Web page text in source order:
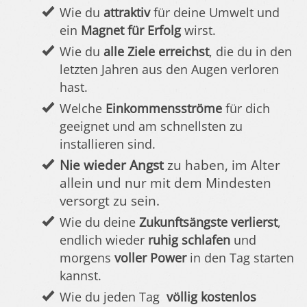
Wie du attraktivfür deine Umwelt und
ein Magnet für Erfolgwirst.
Wie du alle Ziele erreichst, die du in den
letzten Jahren aus den Augen verloren
hast.
Welche Einkommensströme für dich
geeignet und am schnellsten zu
installieren sind.
Nie wieder Angstzu haben, im Alter
allein und nur mit dem Mindesten
versorgt zu sein.
Wie du deine Zukunftsängste verlierst,
endlich wieder ruhig schlafen und
morgens voller Powerin den Tag starten
kannst.
Wie du jeden Tag völlig kostenlos